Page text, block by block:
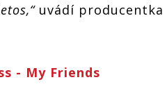
uvádí producentka
- My Friends